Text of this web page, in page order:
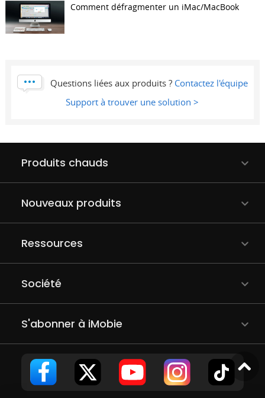
Comment défragmenter un iMac/MacBook
Questions liées aux produits ? Contactez l'équipe
Support à trouver une solution >
Produits chauds
Nouveaux produits
Ressources
Société
S'abonner à iMobie